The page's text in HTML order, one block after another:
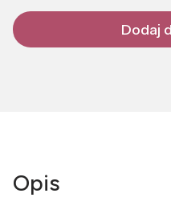
Dodaj
Opis